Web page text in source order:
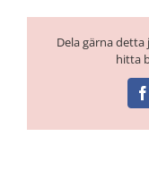
Dela gärna
hitta